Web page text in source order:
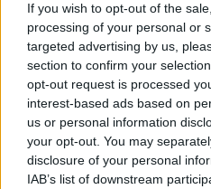
If you wish to opt-out of the
processing of your personal or
targeted advertising by us,
section to confirm your
opt-out request is processed
interest-based ads based on
us or personal information
your opt-out. You may
disclosure of your personal
IAB’s list of downstream